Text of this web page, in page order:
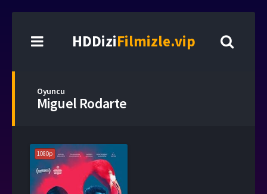
HDDiziFilmizle.vip
Oyuncu
Miguel Rodarte
1080p